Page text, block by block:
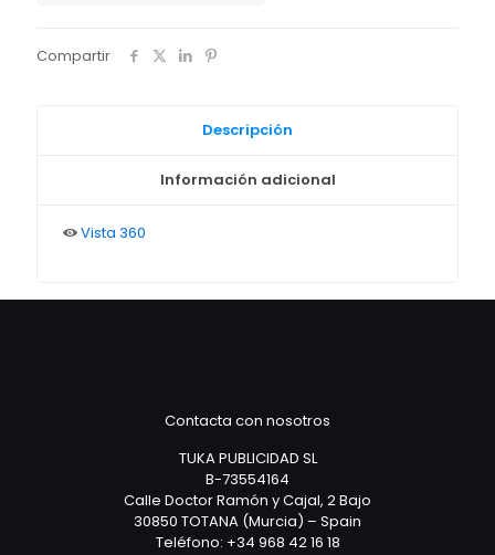
Compartir
Descripción
Información adicional
Vista 360
Contacta con nosotros
TUKA PUBLICIDAD SL
B-73554164
Calle Doctor Ramón y Cajal, 2 Bajo
30850 TOTANA (Murcia) – Spain
Teléfono: +34 968 42 16 18